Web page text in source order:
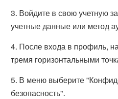
3. Войдите в свою учетную
учетные данные или метод
4. После входа в профиль,
тремя горизонтальными
5. В меню выберите
безопасность".